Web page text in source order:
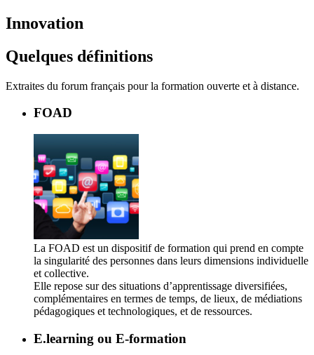
Innovation
Quelques définitions
Extraites du forum français pour la formation ouverte et à distance.
FOAD
La FOAD est un dispositif de formation qui prend en compte
la singularité des personnes dans leurs dimensions individuelle
et collective.
Elle repose sur des situations d’apprentissage diversifiées,
complémentaires en termes de temps, de lieux, de médiations
pédagogiques et technologiques, et de ressources.
E.learning ou E-formation